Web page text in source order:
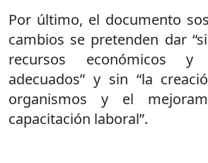
Por último, el documento
cambios se pretenden dar
recursos económicos y
adecuados” y sin “la
organismos y el
capacitación laboral”.